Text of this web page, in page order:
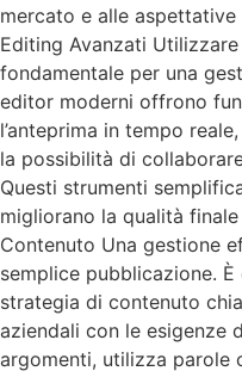
mercato e alle
Editing Avanzati
fondamentale per una
editor moderni offrono
l’anteprima in tempo
la possibilità di
Questi strumenti
migliorano la qualità
Contenuto Una gestione
semplice pubblicazione.
strategia di contenuto
aziendali con le esigenze
argomenti, utilizza parole